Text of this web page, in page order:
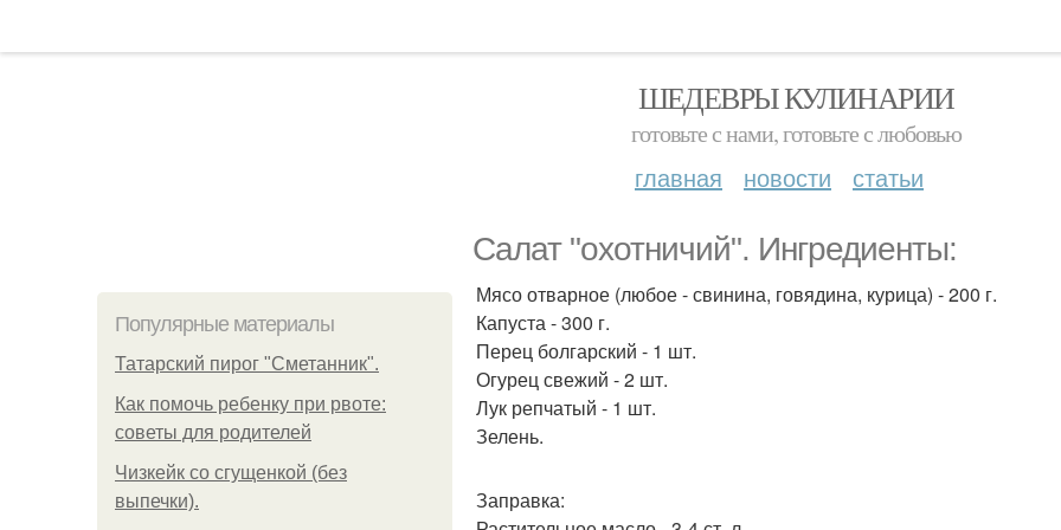
ШЕДЕВРЫ КУЛИНАРИИ
готовьте с нами, готовьте с любовью
главная новости статьи
Салат "охотничий". Ингредиенты:
Популярные материалы
Татарский пирог "Сметанник".
Как помочь ребенку при рвоте:
советы для родителей
Чизкейк со сгущенкой (без
выпечки).
Мясо отварное (любое - свинина, говядина, курица) - 200 г.
Капуста - 300 г.
Перец болгарский - 1 шт.
Огурец свежий - 2 шт.
Лук репчатый - 1 шт.
Зелень.
Заправка: